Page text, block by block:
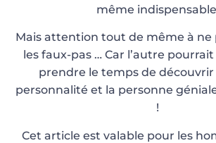
même
Mais attention tout de même à ne
les faux-pas … Car l’autre
prendre le temps de découvrir
personnalité et la personne
!
Cet article est valable pour les